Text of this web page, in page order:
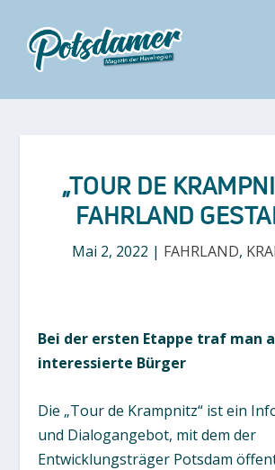
„TOUR DE
FAHRLAND
Mai 2, 2022 | FAHRLAND,
Bei der ersten Etappe traf man
interessierte Bürger
Die „Tour de Krampnitz“ ist ein
und Dialogangebot, mit dem der
Entwicklungsträger Potsdam